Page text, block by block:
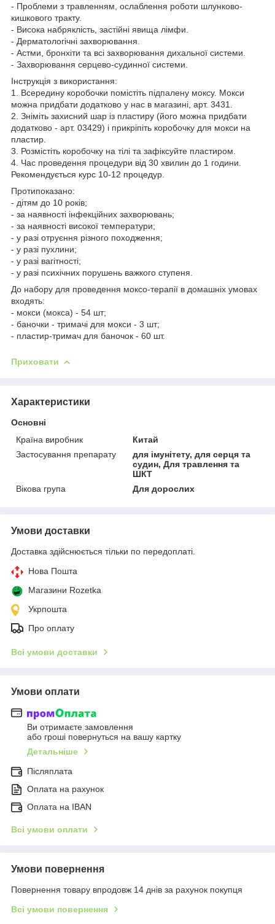
- Проблеми з травленням, ослаблення роботи шлунково-
кишкового тракту.
- Висока набряклість, застійні явища лімфи.
- Дерматологічні захворювання.
- Астми, бронхіти та всі захворювання дихальної системи.
- Захворювання серцево-судинної системи.
Інструкція з використання:
1. Всередину коробочки помістіть підпалену моксу. Мокси
можна придбати додатково у нас в магазині, арт. 3431.
2. Зніміть захисний шар із пластиру (його можна придбати
додатково - арт. 03429) і прикріпіть коробочку для мокси на
пластир.
3. Розмістіть коробочку на тілі та зафіксуйте пластиром.
4. Час проведення процедури від 30 хвилин до 1 години.
Рекомендується курс 10-12 процедур.
Протипоказано:
- дітям до 10 років;
- за наявності інфекційних захворювань;
- за наявності високої температури;
- у разі отруєння різного походження;
- у разі пухлини;
- у разі вагітності;
- у разі психічних порушень важкого ступеня.
До набору для проведення моксо-терапії в домашніх умовах
входять:
- мокси (мокса) - 54 шт;
- баночки - тримачі для мокси - 3 шт;
- пластир-тримач для баночок - 60 шт.
Приховати
Характеристики
Основні
Країна виробник
Китай
Застосування препарату
для імунітету, для серця та
судин, Для травлення та
ШКТ
Вікова група
Для дорослих
Умови доставки
Доставка здійснюється тільки по передоплаті.
Нова Пошта
Магазини Rozetka
Укрпошта
Про оплату
Всі умови доставки
Умови оплати
Ви отримаєте замовлення
або гроші повернуться на вашу картку
Детальніше
Післяплата
Оплата на рахунок
Оплата на IBAN
Всі умови оплати
Умови повернення
Повернення товару впродовж 14 днів за рахунок покупця
Всі умови повернення